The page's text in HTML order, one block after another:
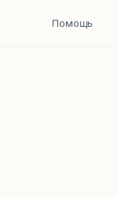
Помощь